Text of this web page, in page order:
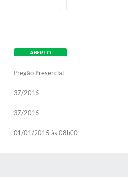
ABERTO
Pregão Presencial
37/2015
37/2015
01/01/2015 às 08h00